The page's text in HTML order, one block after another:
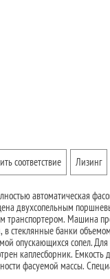
соответствие Лизинг
автоматическая
двухсопельным
транспортером. Машина
в стеклянные банки
опускающихся сопел.
каплесборник. Емкость
фасуемой массы.